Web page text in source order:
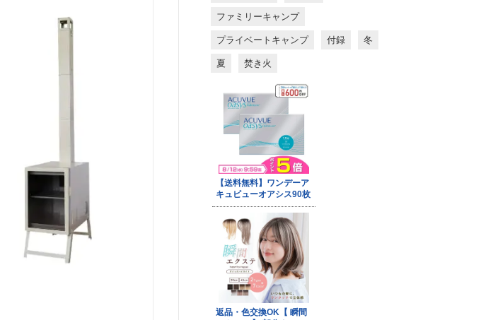
ファミリーキャンプ
プライベートキャンプ 付録 冬
夏 焚き火